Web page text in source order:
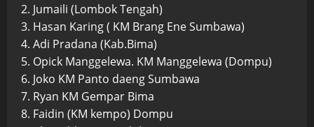
2. Jumaili (Lombok Tengah)
3. Hasan Karing ( KM Brang Ene Sumbawa)
4. Adi Pradana (Kab.Bima)
5. Opick Manggelewa. KM Manggelewa (Dompu)
6. Joko KM Panto daeng Sumbawa
7. Ryan KM Gempar Bima
8. Faidin (KM kempo) Dompu